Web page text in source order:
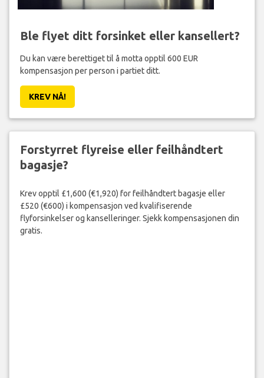
Ble flyet ditt forsinket eller kansellert?
Du kan være berettiget til å motta opptil 600 EUR
kompensasjon per person i partiet ditt.
KREV NÅ!
Forstyrret flyreise eller feilhåndtert
bagasje?
Krev opptil £1,600 (€1,920) for feilhåndtert bagasje eller
£520 (€600) i kompensasjon ved kvalifiserende
flyforsinkelser og kanselleringer. Sjekk kompensasjonen din
gratis.